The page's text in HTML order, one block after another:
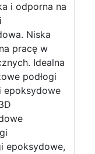
i odporna na
Niska
pracę w
Idealna
podłogi
epoksydowe
epoksydowe,